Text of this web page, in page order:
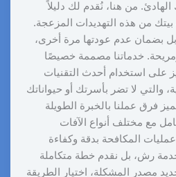
من هنا، نُقدم لك دليلاً
بيتك من هذه التهديدات المزعجة.
بضمان عدم عودتها مرة أخرى،
خدماتنا مصممة خصيصًا
على استخدام أحدث التقنيات
والتي لا تضر بأسرتك أو حيواناتك
فرق عملنا بالخبرة الطويلة
مع مختلف أنواع الآفات
المكافحة بدقة وكفاءة
رش، بل نقدم خطة متكاملة
مصدر المشكلة، اختيار الطريقة